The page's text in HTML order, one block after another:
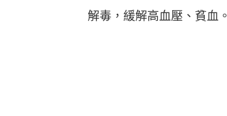
解毒，緩解高血壓、貧血。